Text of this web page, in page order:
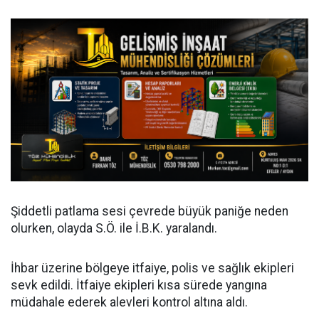
Şiddetli patlama sesi çevrede büyük paniğe neden
olurken, olayda S.Ö. ile İ.B.K. yaralandı.
İhbar üzerine bölgeye itfaiye, polis ve sağlık ekipleri
sevk edildi. İtfaiye ekipleri kısa sürede yangına
müdahale ederek alevleri kontrol altına aldı.